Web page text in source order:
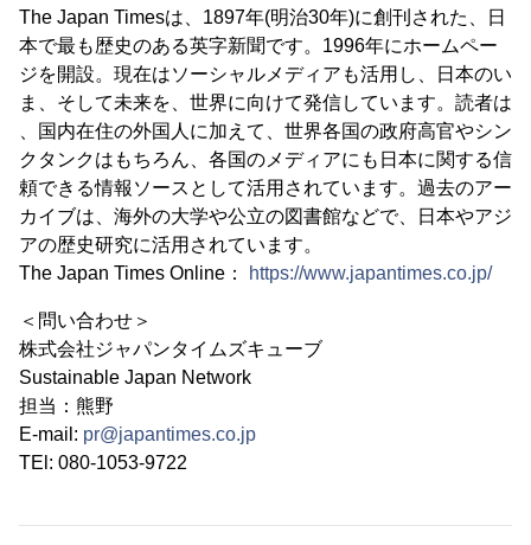
The Japan Timesは、1897年(明治30年)に創刊された、日
本で最も歴史のある英字新聞です。1996年にホームペー
ジを開設。現在はソーシャルメディアも活用し、日本のい
ま、そして未来を、世界に向けて発信しています。読者は
、国内在住の外国人に加えて、世界各国の政府高官やシン
クタンクはもちろん、各国のメディアにも日本に関する信
頼できる情報ソースとして活用されています。過去のアー
カイブは、海外の大学や公立の図書館などで、日本やアジ
アの歴史研究に活用されています。
The Japan Times Online：
https://www.japantimes.co.jp/
＜問い合わせ＞
株式会社ジャパンタイムズキューブ
Sustainable Japan Network
担当：熊野
E-mail: pr@japantimes.co.jp
TEl: 080-1053-9722